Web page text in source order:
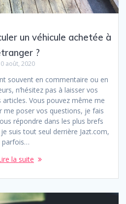
un véhicule achetée à
?
août, 2020
souvent en commentaire ou en
n’hésitez pas à laisser vos
Vous pouvez même me
me poser vos questions, je fais
répondre dans les plus brefs
suis tout seul derrière Jazt.com,
parfois…
la suite